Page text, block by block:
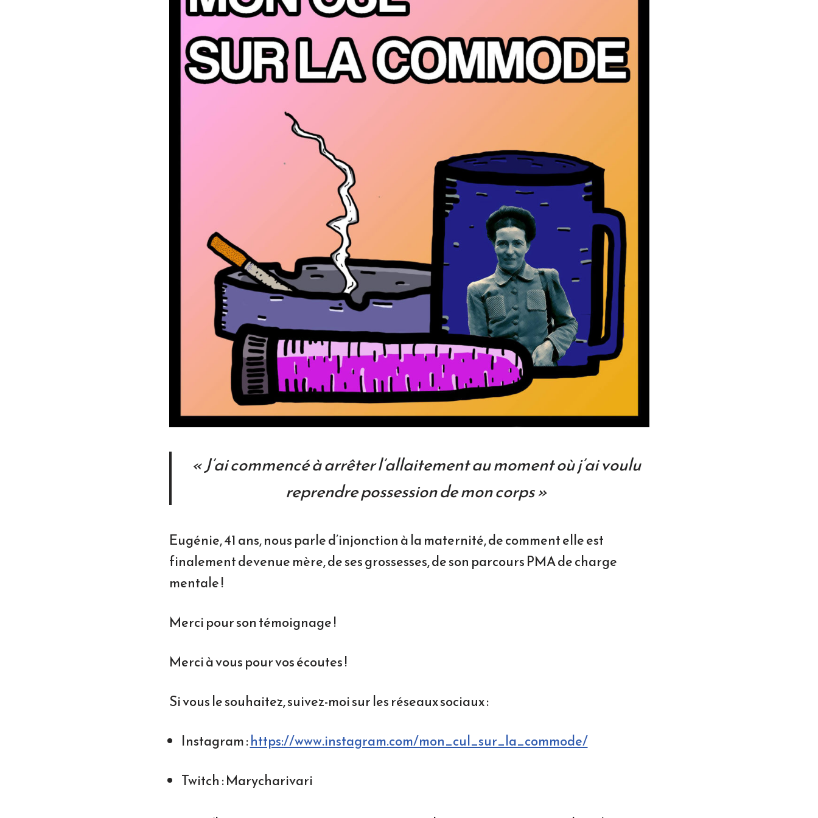
« J’ai commencé à arrêter l’allaitement au moment où j’ai voulu
reprendre possession de mon corps »
Eugénie, 41 ans, nous parle d’injonction à la maternité, de comment elle est
finalement devenue mère, de ses grossesses, de son parcours PMA de charge
mentale !
Merci pour son témoignage !
Merci à vous pour vos écoutes !
Si vous le souhaitez, suivez-moi sur les réseaux sociaux :
Instagram :https://www.instagram.com/mon_cul_sur_la_commode/
Twitch : Marycharivari